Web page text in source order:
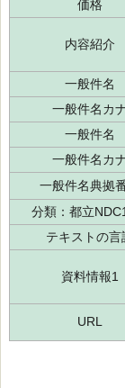
価格
内容紹介
一般件名
一般件名カ
一般件名
一般件名カ
一般件名典拠
分類：都立
テキストの言
資料情報1
URL